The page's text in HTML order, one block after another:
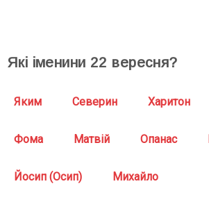
Які іменини 22 вересня?
Яким Северин Харитон
Фома Матвій Опанас
Йосип (Осип) Михайло